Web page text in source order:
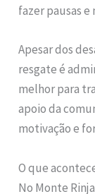
fazer pausas e
Apesar dos
resgate é
melhor para
apoio da
motivação e
O que
No Monte